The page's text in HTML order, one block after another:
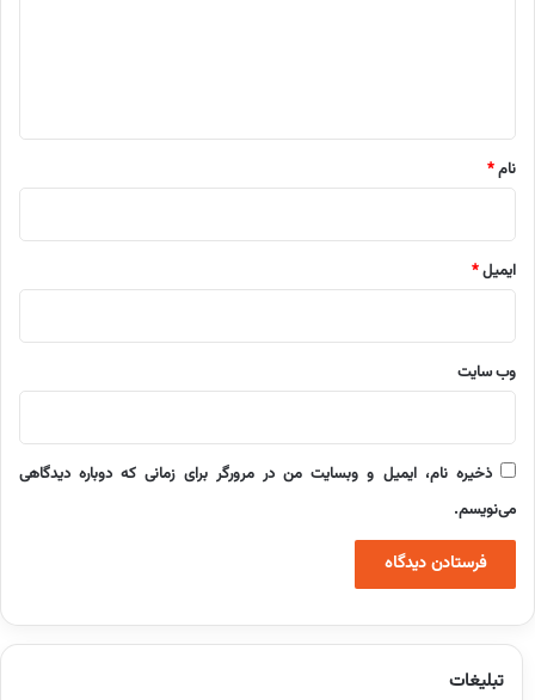
نام*
ایمیل*
وب‌ سایت
ذخیره نام، ایمیل و وبسایت من در مرورگر برای زمانی که دوباره دیدگاهی
می‌نویسم.
تبلیغات